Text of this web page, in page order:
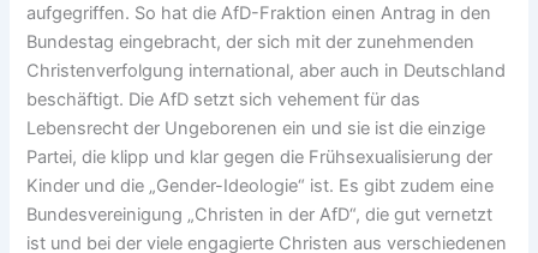
aufgegriffen. So hat die AfD-Fraktion einen Antrag in den
Bundestag eingebracht, der sich mit der zunehmenden
Christenverfolgung international, aber auch in Deutschland
beschäftigt. Die AfD setzt sich vehement für das
Lebensrecht der Ungeborenen ein und sie ist die einzige
Partei, die klipp und klar gegen die Frühsexualisierung der
Kinder und die „Gender-Ideologie“ ist. Es gibt zudem eine
Bundesvereinigung „Christen in der AfD“, die gut vernetzt
ist und bei der viele engagierte Christen aus verschiedenen